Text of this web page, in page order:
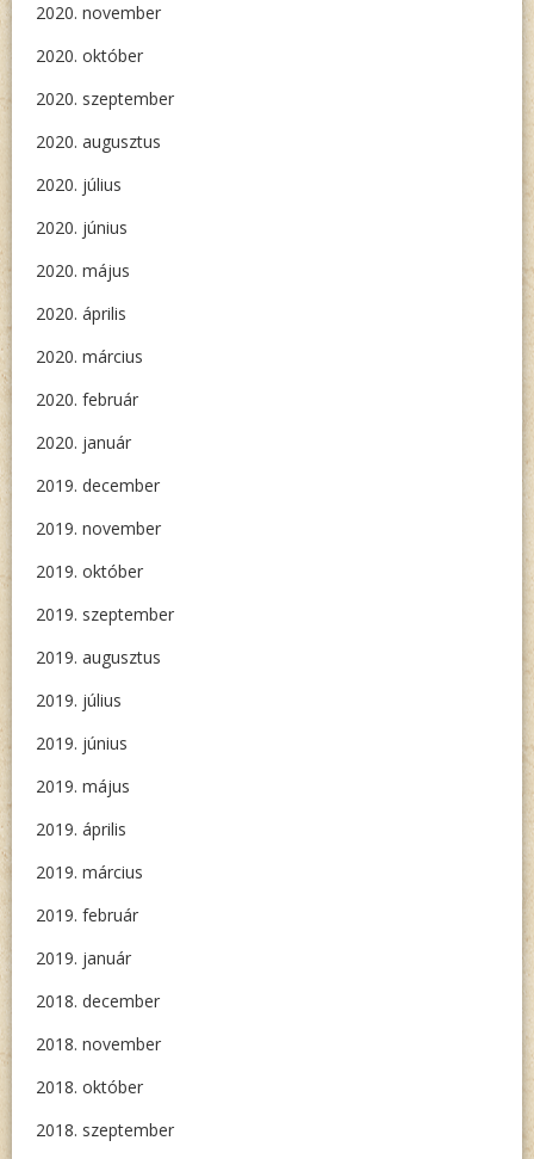
2020. november
2020. október
2020. szeptember
2020. augusztus
2020. július
2020. június
2020. május
2020. április
2020. március
2020. február
2020. január
2019. december
2019. november
2019. október
2019. szeptember
2019. augusztus
2019. július
2019. június
2019. május
2019. április
2019. március
2019. február
2019. január
2018. december
2018. november
2018. október
2018. szeptember